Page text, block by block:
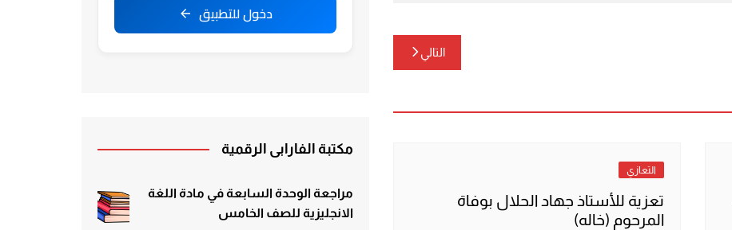
التالي
التعازي
تعزية للأستاذ جهاد الحلال بوفاة
المرحوم (خاله)
دخول للتطبيق
مكتبة الفارابي الرقمية
مراجعة الوحدة السابعة في مادة اللغة
الانجليزية للصف الخامس